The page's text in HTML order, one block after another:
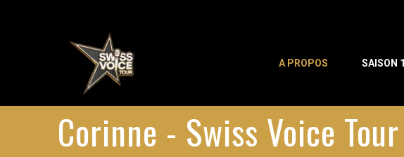
A PROPOS SAISON
Corinne - Swiss Voice